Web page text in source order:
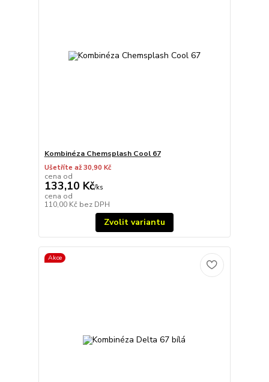
Kombinéza Chemsplash Cool 67
Ušetříte až 30,90 Kč
cena od
133,10 Kč/ks
cena od
110,00 Kč bez DPH
Zvolit variantu
Akce